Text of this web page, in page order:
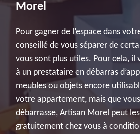
Morel
Pour gagner de l’espace dans
conseillé de vous séparer de
vous sont plus utiles. Pour cela, il
à un prestataire en débarras
meubles ou objets encore
votre appartement, mais que
débarrasse, Artisan Morel peut
gratuitement chez vous à